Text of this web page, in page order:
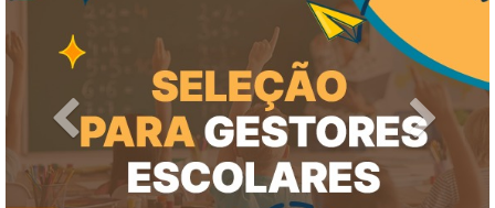
Previous Next